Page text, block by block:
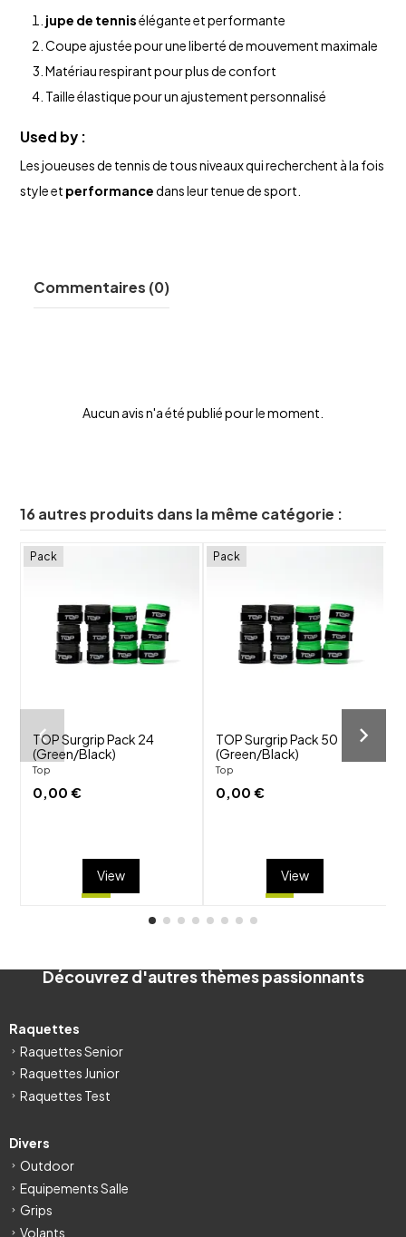
jupe de tennisélégante et performante
Coupe ajustée pour une liberté de mouvement maximale
Matériau respirant pour plus de confort
Taille élastique pour un ajustement personnalisé
Used by :
Les joueuses de tennis de tous niveaux qui recherchent à la fois
style et performancedans leur tenue de sport.
Commentaires (0)
Aucun avis n'a été publié pour le moment.
16 autres produits dans la même catégorie :
Pack
TOP Surgrip Pack 24
(Green/Black)
Top
0,00 €
View
Pack
favorite_border
TOP Surgrip Pack 50
(Green/Black)
Top
0,00 €
View
Découvrez d'autres thèmes passionnants
Raquettes
Raquettes Senior
Raquettes Junior
Raquettes Test
Divers
Outdoor
Equipements Salle
Grips
Volants